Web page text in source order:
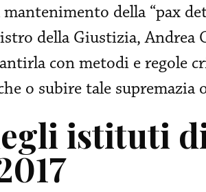
della “pax
della Giustizia, Andrea
con metodi e regole
o subire tale
istituti